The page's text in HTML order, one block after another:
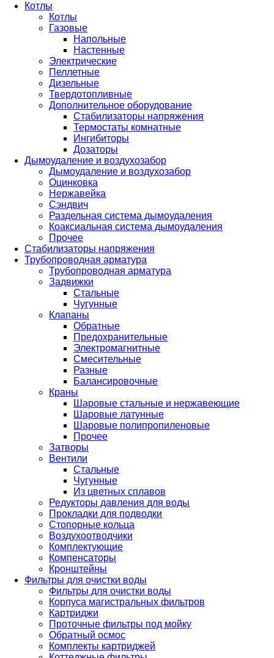
Котлы
Котлы
Газовые
Напольные
Настенные
Электрические
Пеллетные
Дизельные
Твердотопливные
Дополнительное оборудование
Стабилизаторы напряжения
Термостаты комнатные
Ингибиторы
Дозаторы
Дымоудаление и воздухозабор
Дымоудаление и воздухозабор
Оцинковка
Нержавейка
Сэндвич
Раздельная система дымоудаления
Коаксиальная система дымоудаления
Прочее
Стабилизаторы напряжения
Трубопроводная арматура
Трубопроводная арматура
Задвижки
Стальные
Чугунные
Клапаны
Обратные
Предохранительные
Электромагнитные
Смесительные
Разные
Балансировочные
Краны
Шаровые стальные и нержавеющие
Шаровые латунные
Шаровые полипропиленовые
Прочее
Затворы
Вентили
Стальные
Чугунные
Из цветных сплавов
Редукторы давления для воды
Прокладки для подводки
Стопорные кольца
Воздухоотводчики
Комплектующие
Компенсаторы
Кронштейны
Фильтры для очистки воды
Фильтры для очистки воды
Корпуса магистральных фильтров
Картриджи
Проточные фильтры под мойку
Обратный осмос
Комплекты картриджей